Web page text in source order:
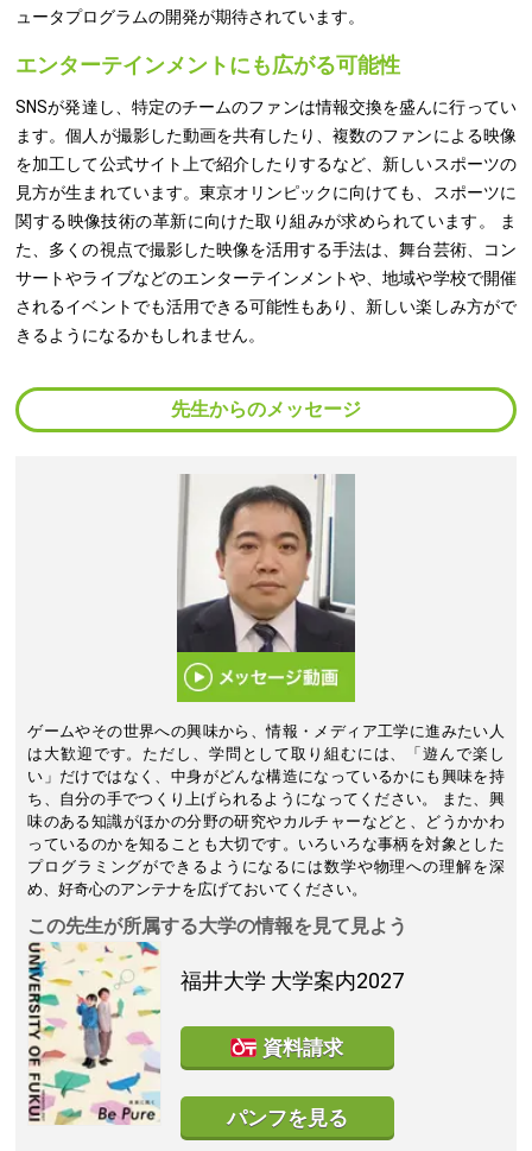
ュータプログラムの開発が期待されています。
エンターテインメントにも広がる可能性
SNSが発達し、特定のチームのファンは情報交換を盛んに行ってい
ます。個人が撮影した動画を共有したり、複数のファンによる映像
を加工して公式サイト上で紹介したりするなど、新しいスポーツの
見方が生まれています。東京オリンピックに向けても、スポーツに
関する映像技術の革新に向けた取り組みが求められています。 ま
た、多くの視点で撮影した映像を活用する手法は、舞台芸術、コン
サートやライブなどのエンターテインメントや、地域や学校で開催
されるイベントでも活用できる可能性もあり、新しい楽しみ方がで
きるようになるかもしれません。
先生からのメッセージ
ゲームやその世界への興味から、情報・メディア工学に進みたい人
は大歓迎です。ただし、学問として取り組むには、「遊んで楽し
い」だけではなく、中身がどんな構造になっているかにも興味を持
ち、自分の手でつくり上げられるようになってください。 また、興
味のある知識がほかの分野の研究やカルチャーなどと、どうかかわ
っているのかを知ることも大切です。いろいろな事柄を対象とした
プログラミングができるようになるには数学や物理への理解を深
め、好奇心のアンテナを広げておいてください。
この先生が所属する大学の情報を見て見よう
福井大学 大学案内2027
資料請求
パンフを見る